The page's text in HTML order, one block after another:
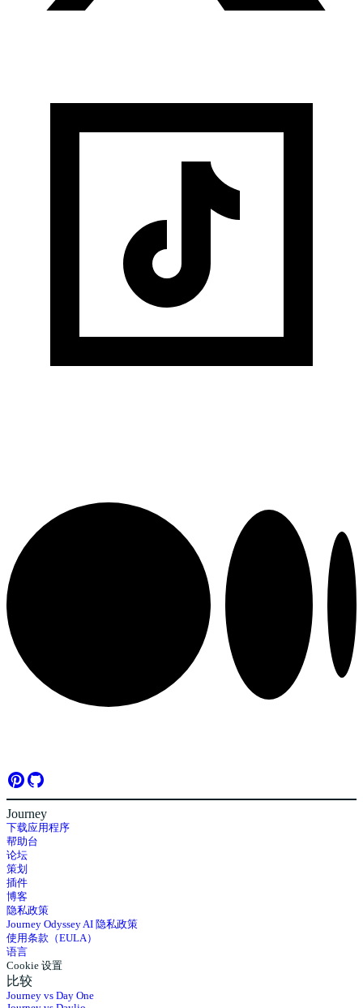
Journey
下载应用程序
帮助台
论坛
策划
插件
博客
隐私政策
Journey Odyssey AI 隐私政策
使用条款（EULA）
语言
Cookie 设置
比较
Journey vs Day One